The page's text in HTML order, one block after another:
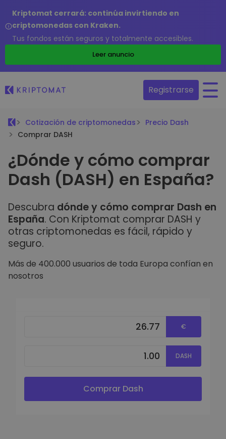
Kriptomat cerrará: continúa invirtiendo en
criptomonedas con Kraken.
Tus fondos están seguros y totalmente accesibles.
Leer anuncio
Registrarse
Cotización de criptomonedas
Precio Dash
Comprar DASH
¿Dónde y cómo comprar
Dash (DASH) en España?
Descubra dónde y cómo comprar Dash en
España. Con Kriptomat comprar DASH y
otras criptomonedas es fácil, rápido y
seguro.
Más de 400.000 usuarios de toda Europa confían en
nosotros
€
DASH
Comprar Dash